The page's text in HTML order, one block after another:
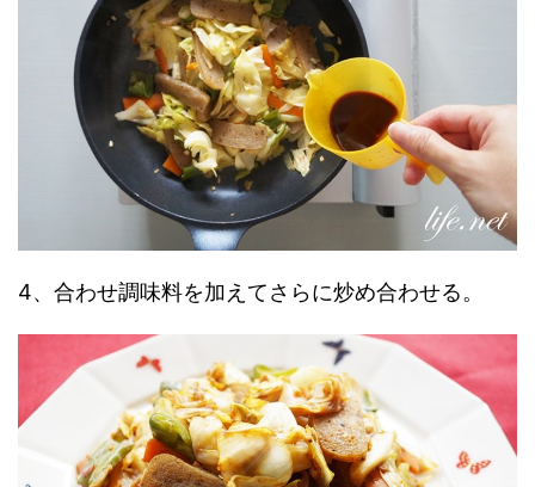
4、合わせ調味料を加えてさらに炒め合わせる。